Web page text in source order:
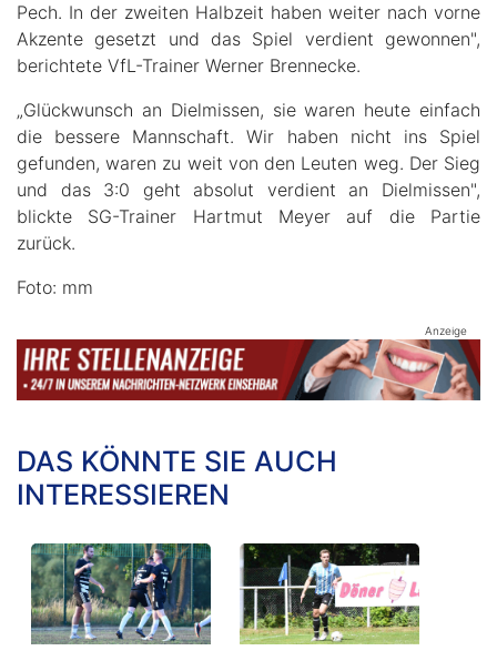
Pech. In der zweiten Halbzeit haben weiter nach vorne
Akzente gesetzt und das Spiel verdient gewonnen",
berichtete VfL-Trainer Werner Brennecke.
„Glückwunsch an Dielmissen, sie waren heute einfach
die bessere Mannschaft. Wir haben nicht ins Spiel
gefunden, waren zu weit von den Leuten weg. Der Sieg
und das 3:0 geht absolut verdient an Dielmissen",
blickte SG-Trainer Hartmut Meyer auf die Partie
zurück.
Foto: mm
Anzeige
DAS KÖNNTE SIE AUCH
INTERESSIEREN